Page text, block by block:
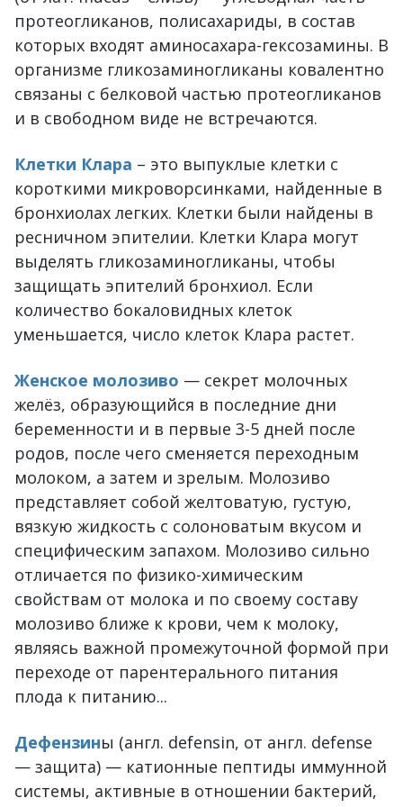
протеогликанов, полисахариды, в состав
которых входят аминосахара-гексозамины. В
организме гликозаминогликаны ковалентно
связаны с белковой частью протеогликанов
и в свободном виде не встречаются.
Клетки Клара – это выпуклые клетки с
короткими микроворсинками, найденные в
бронхиолах легких. Клетки были найдены в
ресничном эпителии. Клетки Клара могут
выделять гликозаминогликаны, чтобы
защищать эпителий бронхиол. Если
количество бокаловидных клеток
уменьшается, число клеток Клара растет.
Женское молозиво — секрет молочных
желёз, образующийся в последние дни
беременности и в первые 3-5 дней после
родов, после чего сменяется переходным
молоком, а затем и зрелым. Молозиво
представляет собой желтоватую, густую,
вязкую жидкость с солоноватым вкусом и
специфическим запахом. Молозиво сильно
отличается по физико-химическим
свойствам от молока и по своему составу
молозиво ближе к крови, чем к молоку,
являясь важной промежуточной формой при
переходе от парентерального питания
плода к питанию...
Дефензины (англ. defensin, от англ. defense
— защита) — катионные пептиды иммунной
системы, активные в отношении бактерий,